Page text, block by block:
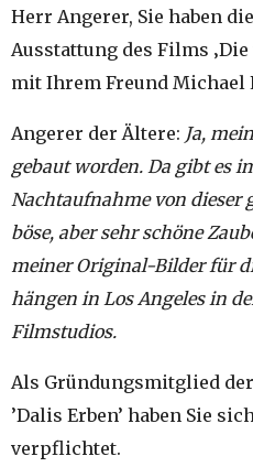
Herr Angerer, Sie haben
Ausstattung des Films
mit Ihrem Freund
Angerer der Ältere: Ja,
gebaut worden. Da gibt es
Nachtaufnahme von dieser
böse, aber sehr schöne
meiner Original-Bilder für
hängen in Los Angeles in
Filmstudios.
Als Gründungsmitglied
’Dalis Erben’ haben Sie
verpflichtet.